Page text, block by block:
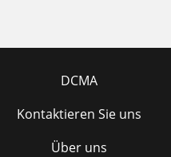
DCMA
Kontaktieren Sie uns
Über uns